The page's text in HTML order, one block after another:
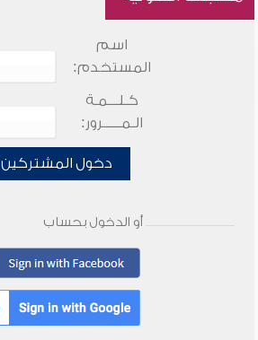
اسم
المستخدم:
كـلـــمـة
الـمـــــرور:
دخول المشتركين
أو الدخول بحساب